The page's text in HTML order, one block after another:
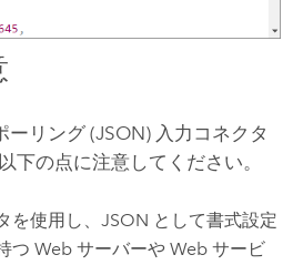
リング (JSON) 入力コネクタ
下の点に注意してください。
を使用し、JSON として書式設定
つ Web サーバーや Web サービ